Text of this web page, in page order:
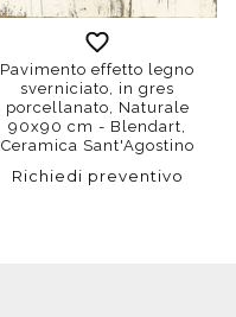
Pavimento effetto legno
sverniciato, in gres
porcellanato, Naturale
90x90 cm - Blendart,
Ceramica Sant'Agostino
Richiedi preventivo